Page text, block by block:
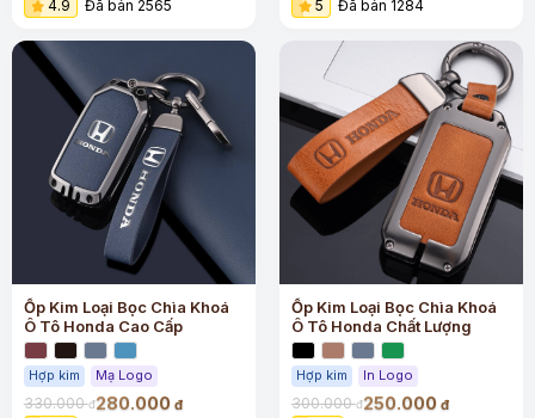
4.9 Đã bán 2565 5 Đã bán 1284
Ốp Kim Loại Bọc Chìa Khoá
Ô Tô Honda Cao Cấp
Hợp kim Mạ Logo
330.000đ280.000 đ
Ốp Kim Loại Bọc Chìa Khoá
Ô Tô Honda Chất Lượng
Hợp kim In Logo
300.000đ250.000 đ